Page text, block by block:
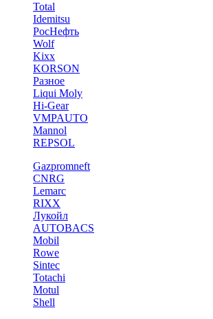
Total
Idemitsu
РосНефть
Wolf
Kixx
KORSON
Разное
Liqui Moly
Hi-Gear
VMPAUTO
Mannol
REPSOL
Gazpromneft
CNRG
Lemarc
RIXX
Лукойл
AUTOBACS
Mobil
Rowe
Sintec
Totachi
Motul
Shell